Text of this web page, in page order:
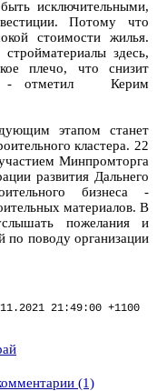
исключительными,
Потому что
стоимости жилья.
здесь,
плечо, что снизит
- отметил Керим
этапом станет
кластера. 22
Минпромторга
развития Дальнего
бизнеса -
материалов. В
пожелания и
по поводу организации
21:49:00 +1100
(1)